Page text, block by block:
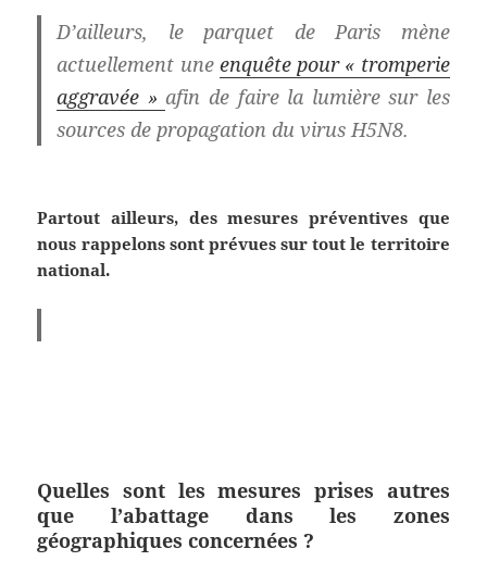
D’ailleurs, le parquet de Paris mène
actuellement une enquête pour « tromperie
aggravée »afin de faire la lumière sur les
sources de propagation du virus H5N8.
Partout ailleurs, des mesures préventives que
nous rappelons sont prévues sur tout le territoire
national.
Quelles sont les mesures prises autres
que l’abattage dans les zones
géographiques concernées ?